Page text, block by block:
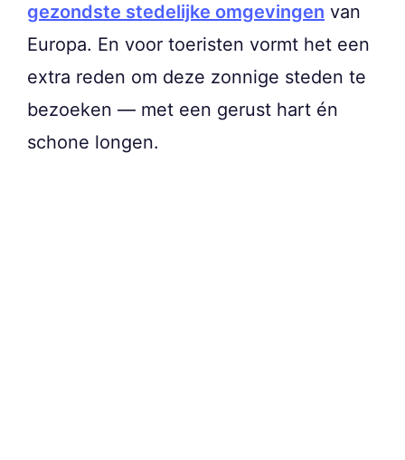
gezondste stedelijke omgevingen van
Europa. En voor toeristen vormt het een
extra reden om deze zonnige steden te
bezoeken — met een gerust hart én
schone longen.